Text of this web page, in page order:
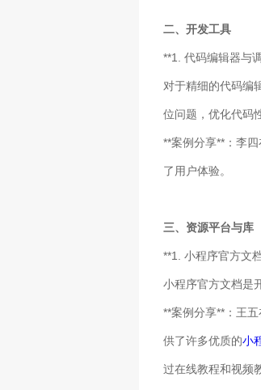
二、开发工具
**1. 代码编辑器与
对于精细的代码编
位问题，优化代码
**案例分享**：李
了用户体验。
三、资源平台与库
**1. 小程序官方文
小程序官方文档是
**案例分享**：王
供了许多优质的小
过在线教程和视频